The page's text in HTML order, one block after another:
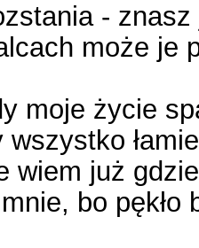
-
może je
moje życie
wiem już
bo pękło